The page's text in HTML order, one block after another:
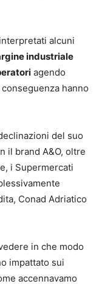
alcuni
industriale
agendo
hanno
del suo
il brand A&O, oltre
i Supermercati
Conad Adriatico
in che modo
impattato sui
accennavamo